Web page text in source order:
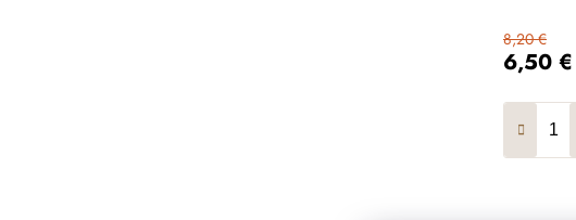
6,50 €
8,20 €